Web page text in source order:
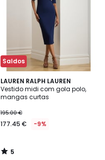
Saldos
LAUREN RALPH LAUREN
Vestido midi com gola polo,
mangas curtas
195.00 €
177.45 € -9%
5
/
5
5
/